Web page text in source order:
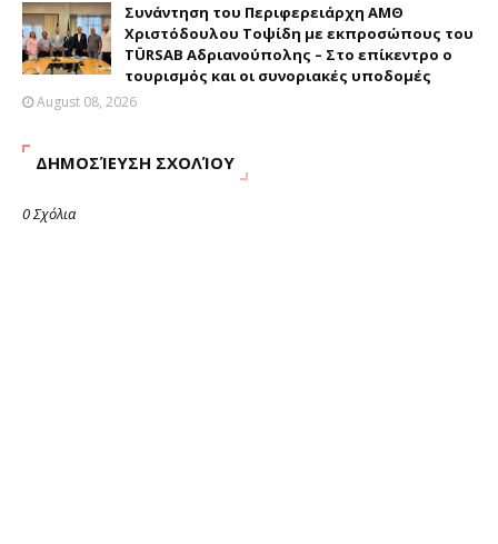
Συνάντηση του Περιφερειάρχη ΑΜΘ
Χριστόδουλου Τοψίδη με εκπροσώπους του
TÜRSAB Αδριανούπολης – Στο επίκεντρο ο
τουρισμός και οι συνοριακές υποδομές
August 08, 2026
ΔΗΜΟΣΊΕΥΣΗ ΣΧΟΛΊΟΥ
0 Σχόλια